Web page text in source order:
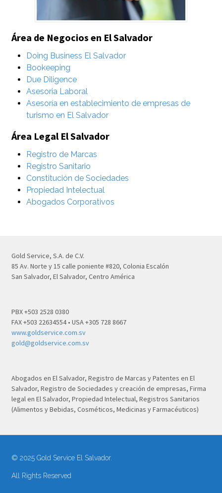
Área de Negocios en El Salvador
Doing Business El Salvador
Bookeeping
Due Diligence
Asesoria Laboral
Asesoría en establecimiento de empresas de
turismo en El Salvador
Área Legal El Salvador
Registro de Marcas
Registro Sanitario
Constitución de Sociedades
Propiedad Intelectual
Abogados Corporativos
Gold Service, S.A. de C.V.
85 Av. Norte y 15 calle poniente #820, Colonia Escalón
San Salvador, El Salvador, Centro América
PBX +503 2528 0380
FAX +503 22634554 • USA +305 728 8667
www.goldservice.com.sv
gold@goldservice.com.sv
Abogados en El Salvador, Registro de Marcas y Patentes en El
Salvador, Registro de Sociedades y creación de empresas, Firma
legal en El Salvador, Propiedad Intelectual, Registros Sanitarios
(Alimentos y Bebidas, Cosméticos, Medicinas y Farmacéuticos)
© 2025 Gold Service El Salvador.
All Rights Reserved